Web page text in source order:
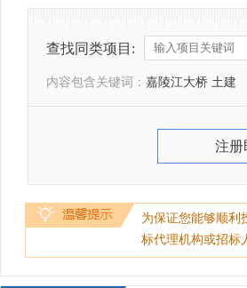
查找同类项目:
内容包含关键词： 嘉陵江大桥 土建
注册
为保证您能够顺利
标代理机构或招标